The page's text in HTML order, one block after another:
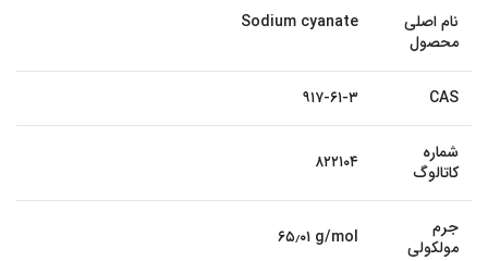
نام اصلی
محصول
Sodium cyanate
CAS ۹۱۷-۶۱-۳
شماره
کاتالوگ
۸۲۲۱۰۴
جرم
مولکولی
۶۵٫۰۱ g/mol